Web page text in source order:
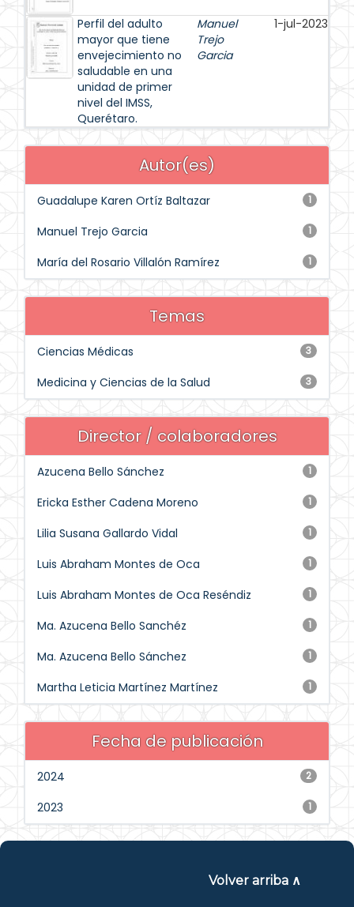
Perfil del adulto
mayor que tiene
envejecimiento no
saludable en una
unidad de primer
nivel del IMSS,
Querétaro.
Manuel
Trejo
Garcia
1-jul-2023
Autor(es)
1
Guadalupe Karen Ortíz Baltazar
1
Manuel Trejo Garcia
1
María del Rosario Villalón Ramírez
Temas
3
Ciencias Médicas
3
Medicina y Ciencias de la Salud
Director / colaboradores
1
Azucena Bello Sánchez
1
Ericka Esther Cadena Moreno
1
Lilia Susana Gallardo Vidal
1
Luis Abraham Montes de Oca
1
Luis Abraham Montes de Oca Reséndiz
1
Ma. Azucena Bello Sanchéz
1
Ma. Azucena Bello Sánchez
1
Martha Leticia Martínez Martínez
Fecha de publicación
2
2024
1
2023
Volver arriba ∧